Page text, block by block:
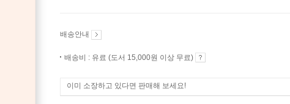
배송안내
배송비 : 유료 (도서 15,000원 이상 무료)
이미 소장하고 있다면 판매해 보세요!